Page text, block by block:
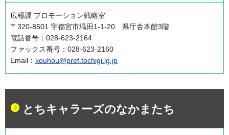
広報課 プロモーション戦略室
〒320-8501 宇都宮市塙田1-1-20 県庁舎本館3階
電話番号：028-623-2164
ファックス番号：028-623-2160
Email： kouhou@pref.tochigi.lg.jp
とちキャラーズのなかまたち